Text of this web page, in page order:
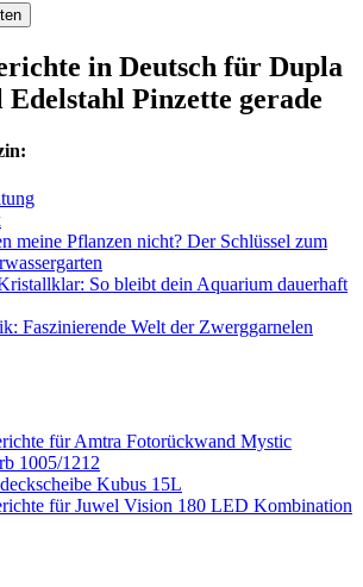
in Deutsch für Dupla
Edelstahl Pinzette gerade
meine Pflanzen nicht? Der Schlüssel zum
So bleibt dein Aquarium dauerhaft
Faszinierende Welt der Zwerggarnelen
für Amtra Fotorückwand Mystic
1005/1212
Kubus 15L
für Juwel Vision 180 LED Kombination